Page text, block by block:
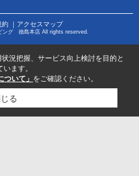
約｜ アクセスマップ
ング 徳島本店 All rights reserved.
況把握、サービス向上検討を目的と
ます。
ついて」 をご確認ください。
る